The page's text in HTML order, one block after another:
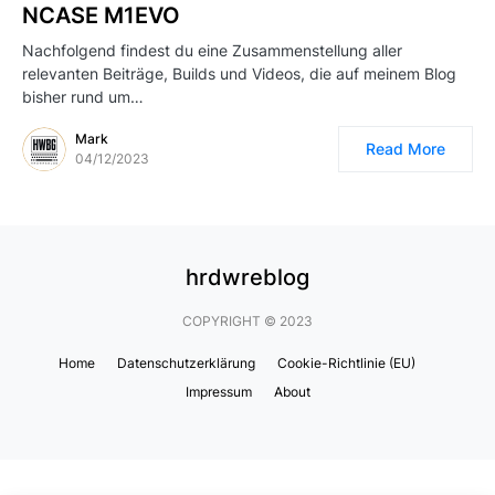
NCASE M1EVO
Nachfolgend findest du eine Zusammenstellung aller
relevanten Beiträge, Builds und Videos, die auf meinem Blog
bisher rund um…
Mark
04/12/2023
Read More
hrdwreblog
COPYRIGHT © 2023
Home Datenschutzerklärung
Cookie-Richtlinie (EU)
Impressum
About